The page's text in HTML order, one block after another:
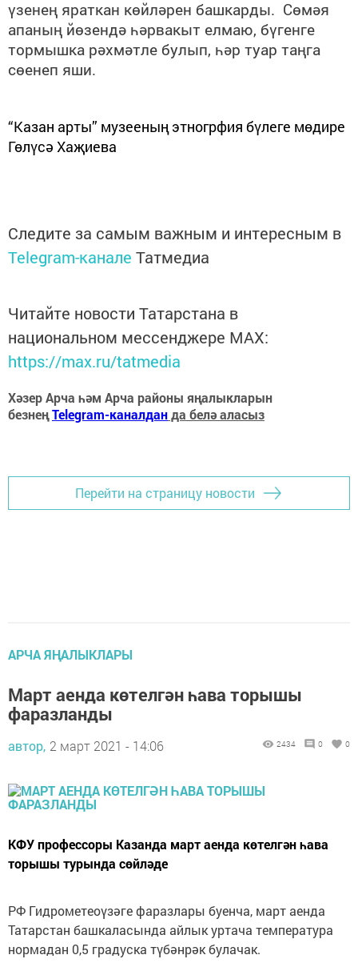
үзенең яраткан көйләрен башкарды. Сөмәя
апаның йөзендә һәрвакыт елмаю, бүгенге
тормышка рәхмәтле булып, һәр туар таңга
сөенеп яши.
“Казан арты” музееның этногрфия бүлеге мөдире
Гөлүсә Хаҗиева
Следите за самым важным и интересным в
Telegram-канале Татмедиа
Читайте новости Татарстана в
национальном мессенджере MАХ:
https://max.ru/tatmedia
Хәзер Арча һәм Арча районы яңалыкларын
безнеңTelegram-каналданда белә аласыз
Перейти на страницу новости
АРЧА ЯҢАЛЫКЛАРЫ
Март аенда көтелгән һава торышы
фаразланды
автор, 2 март 2021 - 14:06 2434 0 0
КФУ профессоры Казанда март аенда көтелгән һава
торышы турында сөйләде
РФ Гидрометеоүзәге фаразлары буенча, март аенда
Татарстан башкаласында айлык уртача температура
нормадан 0,5 градуска түбәнрәк булачак.